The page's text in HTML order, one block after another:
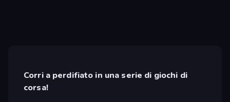
Corri a perdifiato in una serie di giochi di
corsa!